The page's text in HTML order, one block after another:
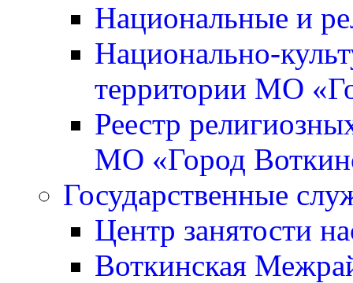
Национальные и
Национально-
территории МО
Реестр
МО «Город
Государственные
Центр занятости
Воткинская